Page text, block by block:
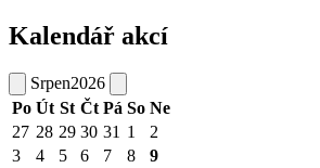
Kalendář akcí
Srpen2026
Po Út St Čt Pá So Ne
27 28 29 30 31 1
2
3
4 5 6 7 8
9